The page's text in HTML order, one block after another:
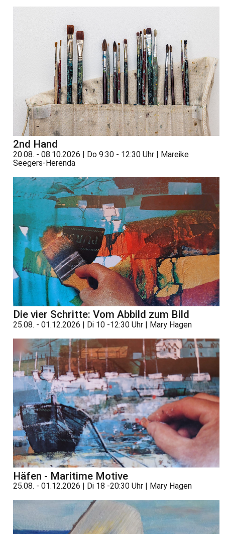
2nd Hand
20.08. - 08.10.2026 | Do 9:30 - 12:30 Uhr | Mareike
Seegers-Herenda
Die vier Schritte: Vom Abbild zum Bild
25.08. - 01.12.2026 | Di 10 -12:30 Uhr | Mary Hagen
Häfen - Maritime Motive
25.08. - 01.12.2026 | Di 18 -20:30 Uhr | Mary Hagen